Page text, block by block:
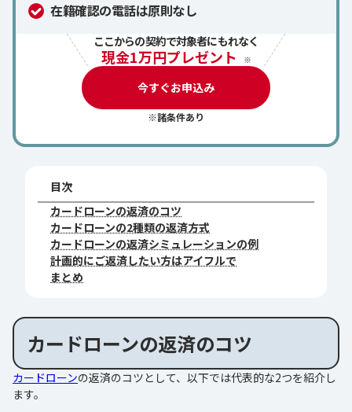
在籍確認の電話は原則なし
ここからの契約で対象者にもれなく
現金1万円プレゼント ※
今すぐお申込み
※諸条件あり
目次
カードローンの返済のコツ
カードローンの2種類の返済方式
カードローンの返済シミュレーションの例
計画的にご返済したい方はアイフルで
まとめ
カードローンの返済のコツ
カードローンの返済のコツとして、以下では代表的な2つを紹介し
ます。